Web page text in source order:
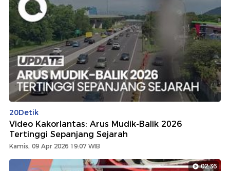
20Detik
Video Kakorlantas: Arus Mudik-Balik 2026
Tertinggi Sepanjang Sejarah
Kamis, 09 Apr 2026 19:07 WIB
02:36